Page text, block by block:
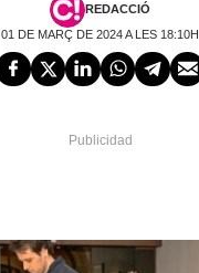
REDACCIÓ
01 DE MARÇ DE 2024 A LES 18:10H